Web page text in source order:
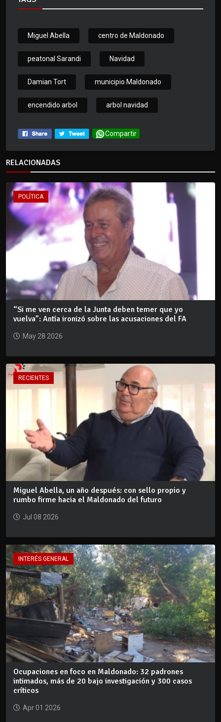
Miguel Abella centro de Maldonado
peatonal Sarandi Navidad
Damian Tort municipio Maldonado
encendido arbol arbol navidad
Compartir
RELACIONADAS
POLÍTICA
“Si me ven cerca de la Junta deben temer que yo
vuelva”: Antía ironizó sobre las acusaciones del FA
May 28 2026
RECIENTES
Miguel Abella, un año después: con sello propio y
rumbo firme hacia el Maldonado del futuro
Jul 08 2026
INTERÉS GENERAL
Ocupaciones en foco en Maldonado: 32 padrones
intimados, más de 20 bajo investigación y 300 casos
críticos
Apr 01 2026